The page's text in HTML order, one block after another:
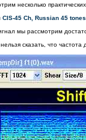
несколько
CIS-45 Ch, Russian 45
мы рассмотрим
сказать, что